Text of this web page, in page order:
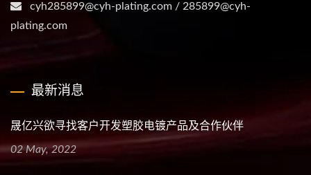
cyh285899@cyh-plating.com / 285899@cyh-
plating.com
最新消息
晟亿兴欲寻找客户开发塑胶电镀产品及合作伙伴
02 May, 2022